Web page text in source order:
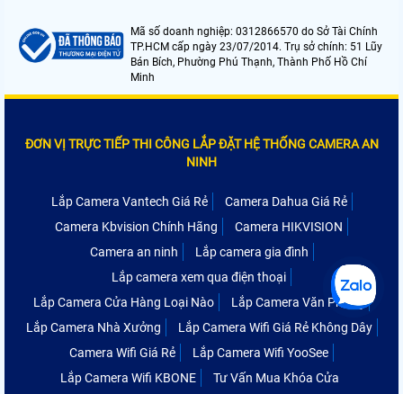
Mã số doanh nghiệp: 0312866570 do Sở Tài Chính
TP.HCM cấp ngày 23/07/2014. Trụ sở chính: 51 Lũy
Bán Bích, Phường Phú Thạnh, Thành Phố Hồ Chí
Minh
ĐƠN VỊ TRỰC TIẾP THI CÔNG LẮP ĐẶT HỆ THỐNG CAMERA AN
NINH
Lắp Camera Vantech Giá Rẻ
Camera Dahua Giá Rẻ
Camera Kbvision Chính Hãng
Camera HIKVISION
Camera an ninh
Lắp camera gia đình
Lắp camera xem qua điện thoại
Lắp Camera Cửa Hàng Loại Nào
Lắp Camera Văn Phòng
Lắp Camera Nhà Xưởng
Lắp Camera Wifi Giá Rẻ Không Dây
Camera Wifi Giá Rẻ
Lắp Camera Wifi YooSee
Lắp Camera Wifi KBONE
Tư Vấn Mua Khóa Cửa